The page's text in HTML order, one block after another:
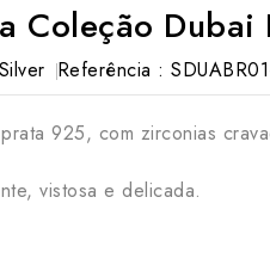
Coleção
Referência :
925, com zirconias
vistosa e delicada.